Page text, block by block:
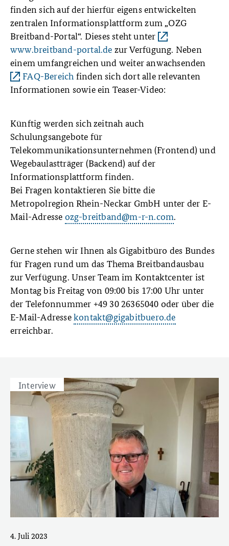
finden sich auf der hierfür eigens entwickelten
zentralen Informationsplattform zum „OZG
Breitband-Portal“. Dieses steht unter
www.breitband-portal.de zur Verfügung. Neben
einem umfangreichen und weiter anwachsenden
FAQ-Bereich finden sich dort alle relevanten
Informationen sowie ein Teaser-Video:
Künftig werden sich zeitnah auch
Schulungsangebote für
Telekommunikationsunternehmen (Frontend) und
Wegebaulastträger (Backend) auf der
Informationsplattform finden.
Bei Fragen kontaktieren Sie bitte die
Metropolregion Rhein-Neckar GmbH unter der E-
Mail-Adresse ozg-breitband@m-r-n.com.
Gerne stehen wir Ihnen als Gigabitbüro des Bundes
für Fragen rund um das Thema Breitbandausbau
zur Verfügung. Unser Team im Kontaktcenter ist
Montag bis Freitag von 09:00 bis 17:00 Uhr unter
der Telefonnummer +49 30 26365040 oder über die
E-Mail-Adressekontakt@gigabitbuero.de
erreichbar.
Interview
4. Juli 2023